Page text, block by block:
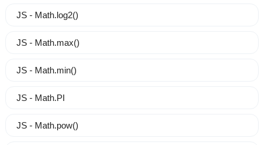
JS - Math.log2()
JS - Math.max()
JS - Math.min()
JS - Math.PI
JS - Math.pow()